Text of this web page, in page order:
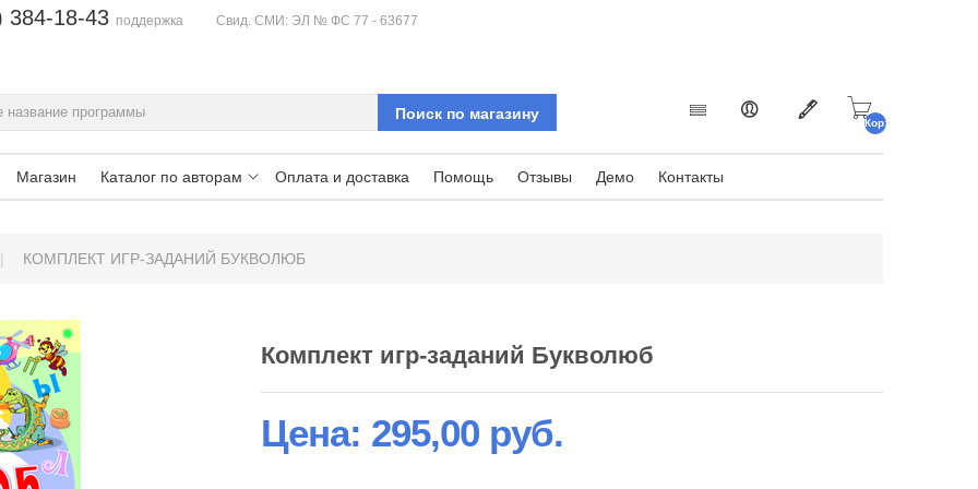
384-18-43 поддержка Свид. СМИ: ЭЛ № ФС 77 - 63677
Корзина
Магазин Каталог по авторам Оплата и доставка Помощь Отзывы Демо Контакты
КОМПЛЕКТ ИГР-ЗАДАНИЙ БУКВОЛЮБ
Комплект игр-заданий Букволюб
Цена: 295,00 руб.